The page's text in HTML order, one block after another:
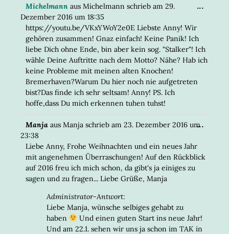
Michelmann aus Michelmann schrieb am 29.
Dezember 2016 um 18:35
https://youtu.be/VKxYWoY2e0E Liebste Anny! Wir
gehören zusammen! Gnaz einfach! Keine Panik! Ich
liebe Dich ohne Ende, bin aber kein sog. "Stalker"! Ich
wähle Deine Auftritte nach dem Motto? Nähe? Hab ich
keine Probleme mit meinen alten Knochen!
Bremerhaven?Warum Du hier noch nie aufgetreten
bist?Das finde ich sehr seltsam! Anny! PS. Ich
hoffe,dass Du mich erkennen tuhen tuhst!
...DIESE
Manja aus Manja schrieb am 23. Dezember 2016 um
23:38
Liebe Anny, Frohe Weihnachten und ein neues Jahr
mit angenehmen Überraschungen! Auf den Rückblick
auf 2016 freu ich mich schon, da gibt's ja einiges zu
sagen und zu fragen... Liebe Grüße, Manja
Administrator-Antwort:
Liebe Manja, wünsche selbiges gehabt zu
haben
Und einen guten Start ins neue Jahr!
Und am 22.1. sehen wir uns ja schon im TAK in
...DIESE